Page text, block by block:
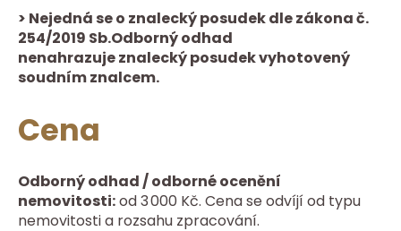
> Nejedná se o znalecký posudek dle zákona č.
254/2019 Sb.Odborný odhad
nenahrazuje znalecký posudek vyhotovený
soudním znalcem.
Cena
Odborný odhad / odborné ocenění
nemovitosti:od 3 000 Kč. Cena se odvíjí od typu
nemovitosti a rozsahu zpracování.